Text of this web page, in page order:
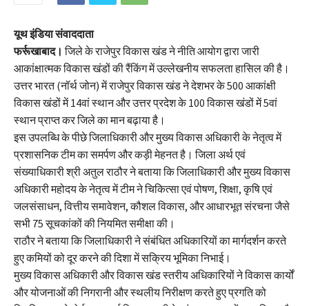
यूथ इंडिया संवाददाता
फर्रूखाबाद। जिले के राजेपुर विकास खंड ने नीति आयोग द्वारा जारी
आकांक्षात्मक विकास खंडों की रैंकिंग में उल्लेखनीय सफलता हासिल की है।
उत्तर भारत (नॉर्थ जोन) में राजेपुर विकास खंड ने देशभर के 500 आकांक्षी
विकास खंडों में 14वां स्थान और उत्तर प्रदेश के 100 विकास खंडों में 5वां
स्थान प्राप्त कर जिले का मान बढ़ाया है।
इस उपलब्धि के पीछे जिलाधिकारी और मुख्य विकास अधिकारी के नेतृत्व में
प्रशासनिक टीम का समर्पण और कड़ी मेहनत है। जिला अर्थ एवं
संख्याधिकारी श्री अतुल राठौर ने बताया कि जिलाधिकारी और मुख्य विकास
अधिकारी महोदय के नेतृत्व में टीम ने चिकित्सा एवं पोषण, शिक्षा, कृषि एवं
जलसंसाधन, वित्तीय समावेशन, कौशल विकास, और आधारभूत संरचना जैसे
सभी 75 सूचकांकों की नियमित समीक्षा की।
राठौर ने बताया कि जिलाधिकारी ने संबंधित अधिकारियों का मार्गदर्शन करते
हुए कमियों को दूर करने की दिशा में सक्रिय भूमिका निभाई।
मुख्य विकास अधिकारी और विकास खंड स्तरीय अधिकारियों ने विकास कार्यों
और योजनाओं की निगरानी और स्थलीय निरीक्षण करते हुए प्रगति को